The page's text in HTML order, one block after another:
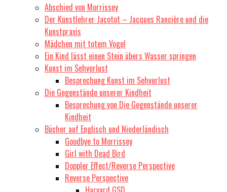
Abschied von Morrissey
Der Kunstlehrer Jacotot – Jacques Rancière und die
Kunstpraxis
Mädchen mit totem Vogel
Ein Kind lässt einen Stein übers Wasser springen
Kunst im Sehverlust
Besprechung Kunst im Sehverlust
Die Gegenstände unserer Kindheit
Besprechung von Die Gegenstände unserer
Kindheit
Bücher auf Englisch und Niederländisch
Goodbye to Morrissey
Girl with Dead Bird
Doppler Effect/Reverse Perspective
Reverse Perspective